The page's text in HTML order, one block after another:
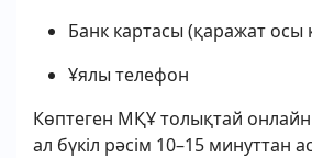
Банк картасы (қаражат осы
Ұялы телефон
Көптеген МҚҰ толықтай онлайн
ал бүкіл рәсім 10–15 минуттан